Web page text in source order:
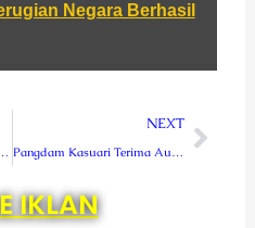
Negara Berhasil
Bebas Lewat Rejang Lebong
NEXT
Pangdam Kasuari Terima Audiensi Ketua Umum PPM
Next
IKLAN